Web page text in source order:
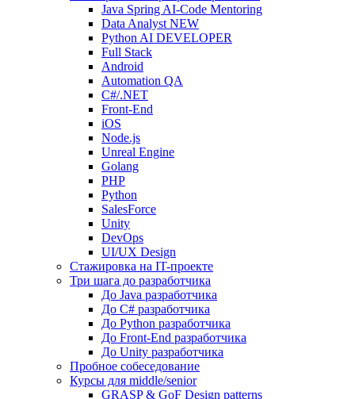
Java Spring AI-Code Mentoring
Data Analyst NEW
Python AI DEVELOPER
Full Stack
Android
Automation QA
C#/.NET
Front-End
iOS
Node.js
Unreal Engine
Golang
PHP
Python
SalesForce
Unity
DevOps
UI/UX Design
Стажировка на IT-проекте
Три шага до разработчика
До Java разработчика
До C# разработчика
До Python разработчика
До Front-End разработчика
До Unity разработчика
Пробное собеседование
Курсы для middle/senior
GRASP & GoF Design patterns